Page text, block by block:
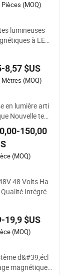
Pièces (MOQ)
lumineuses
à LED
8,57 $US
Mètres (MOQ)
en lumière arti
Nouvelle tend
12W Projecteu
Gobo LED
dimmable et m
pour éclair
150,00
(MOQ)
48 Volts Ha
Intégré 1
Plafond Lin
Encastré Mod
Rail Magnétiq
19,9 $US
(MOQ)
d&#39;écl
magnétique